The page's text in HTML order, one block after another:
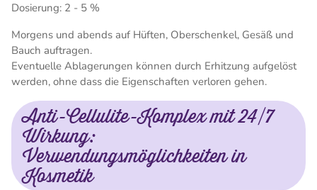
Dosierung: 2 - 5 %
Morgens und abends auf Hüften, Oberschenkel, Gesäß und
Bauch auftragen.
Eventuelle Ablagerungen können durch Erhitzung aufgelöst
werden, ohne dass die Eigenschaften verloren gehen.
Anti-Cellulite-Komplex mit 24/7
Wirkung:
Verwendungsmöglichkeiten in
Kosmetik